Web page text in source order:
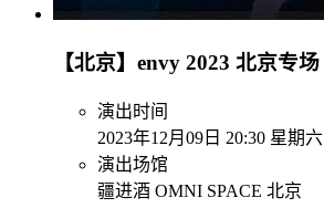
【北京】envy 2023 北京专场
演出时间
2023年12月09日 20:30 星期六
演出场馆
疆进酒 OMNI SPACE 北京